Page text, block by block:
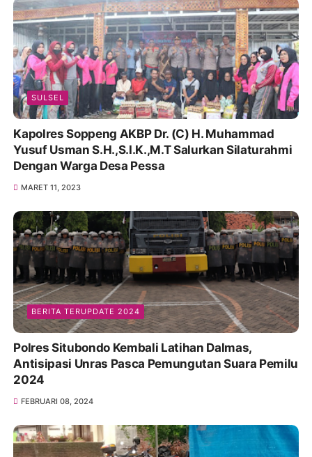
SULSEL
Kapolres Soppeng AKBP Dr. (C) H. Muhammad
Yusuf Usman S.H.,S.I.K.,M.T Salurkan Silaturahmi
Dengan Warga Desa Pessa
MARET 11, 2023
BERITA TERUPDATE 2024
Polres Situbondo Kembali Latihan Dalmas,
Antisipasi Unras Pasca Pemungutan Suara Pemilu
2024
FEBRUARI 08, 2024